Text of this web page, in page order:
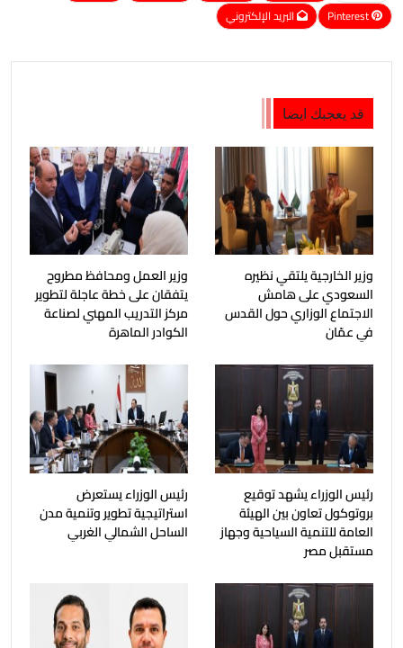
Pinterest
البريد الإلكتروني
قد يعجبك ايضا
وزير الخارجية يلتقي نظيره
السعودي على هامش
الاجتماع الوزاري حول القدس
في عمّان
وزير العمل ومحافظ مطروح
يتفقان على خطة عاجلة لتطوير
مركز التدريب المهني لصناعة
الكوادر الماهرة
رئيس الوزراء يشهد توقيع
بروتوكول تعاون بين الهيئة
العامة للتنمية السياحية وجهاز
مستقبل مصر
رئيس الوزراء يستعرض
استراتيجية تطوير وتنمية مدن
الساحل الشمالي الغربي